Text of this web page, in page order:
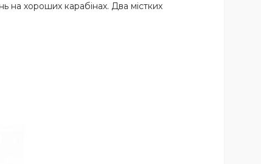
на хороших карабінах. Два містких